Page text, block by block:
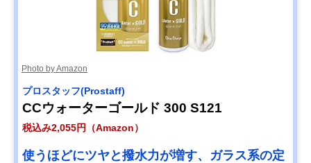
Photo by Amazon
プロスタッフ(Prostaff)
CCウォーターゴールド 300 S121
税込み2,055円（Amazon）
使うほどにツヤと撥水力が増す、ガラス系の定